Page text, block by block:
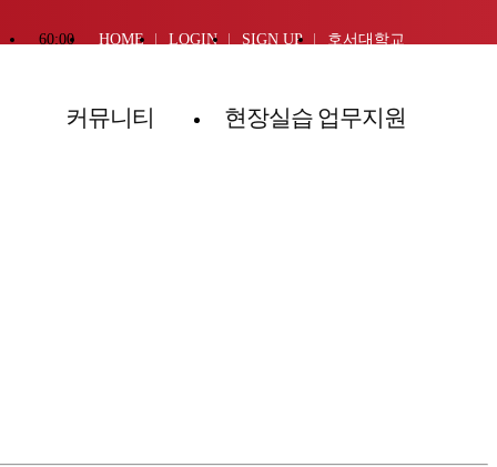
60:00 HOME LOGIN SIGN UP 호서대학교
커뮤니티 현장실습 업무지원